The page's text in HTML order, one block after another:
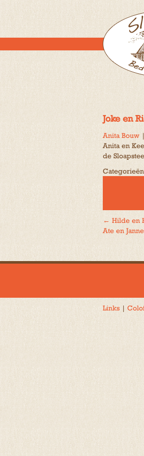
Joke en
Anita Bouw |
Anita en
de
← Hilde en
Ate en
Links |